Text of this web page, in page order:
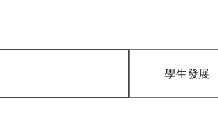
學生發展